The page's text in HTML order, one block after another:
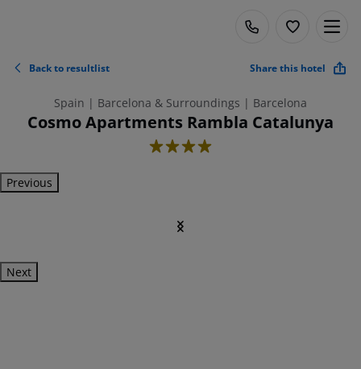
Back to resultlist Share this hotel
Spain | Barcelona & Surroundings | Barcelona
Cosmo Apartments Rambla Catalunya
4
Previous
Next